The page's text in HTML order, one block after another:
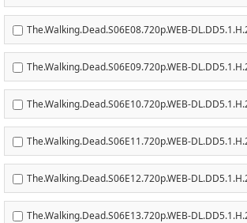
anix.mkv
The.Walking.Dead.S06E08.720p.WEB-
anix.mkv
The.Walking.Dead.S06E09.720p.WEB-
anix.mkv
The.Walking.Dead.S06E10.720p.WEB-
anix.mkv
The.Walking.Dead.S06E11.720p.WEB-
anix.mkv
The.Walking.Dead.S06E12.720p.WEB-
anix.mkv
The.Walking.Dead.S06E13.720p.WEB-